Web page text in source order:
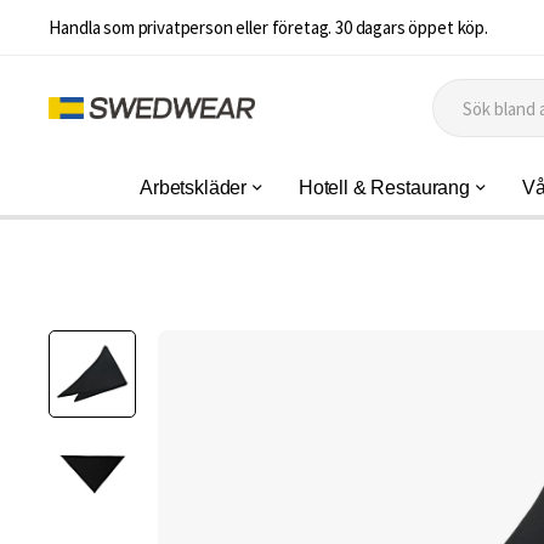
Handla som privatperson eller företag. 30 dagars öppet köp.
Arbetskläder Hotell & Restaurang
Hoppa
till
slutet
av
bildgalleriet